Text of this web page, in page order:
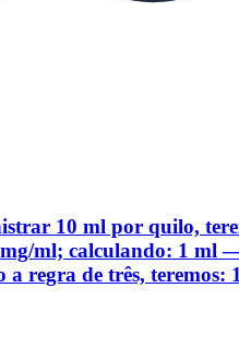
10 ml por quilo,
mg/ml; calculando: 1
a regra de três,